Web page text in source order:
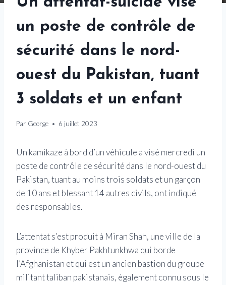
un poste de contrôle de
sécurité dans le nord-
ouest du Pakistan, tuant
3 soldats et un enfant
Par George 6 juillet 2023
Un kamikaze à bord d’un véhicule a visé mercredi un
poste de contrôle de sécurité dans le nord-ouest du
Pakistan, tuant au moins trois soldats et un garçon
de 10 ans et blessant 14 autres civils, ont indiqué
des responsables.
L’attentat s’est produit à Miran Shah, une ville de la
province de Khyber Pakhtunkhwa qui borde
l’Afghanistan et qui est un ancien bastion du groupe
militant taliban pakistanais, également connu sous le